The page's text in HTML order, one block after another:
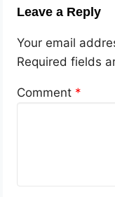
Leave a Reply
Your email
Required fields
Comment *